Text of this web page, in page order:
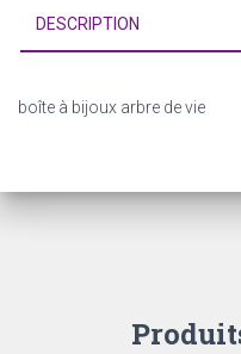
DESCRIPTION
boîte à bijoux arbre de vie